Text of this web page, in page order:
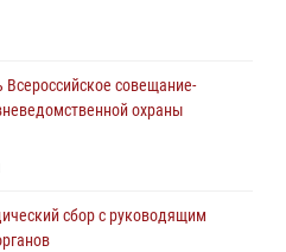
совещание-
охраны
сбор с руководящим